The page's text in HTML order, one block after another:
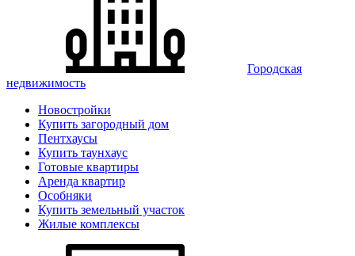
Городская
недвижимость
Новостройки
Купить загородный дом
Пентхаусы
Купить таунхаус
Готовые квартиры
Аренда квартир
Особняки
Купить земельный участок
Жилые комплексы